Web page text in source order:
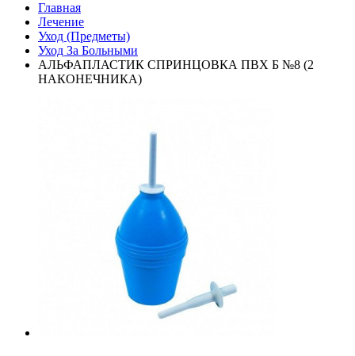
Главная
Лечение
Уход (Предметы)
Уход За Больными
АЛЬФАПЛАСТИК СПРИНЦОВКА ПВХ Б №8 (2
НАКОНЕЧНИКА)